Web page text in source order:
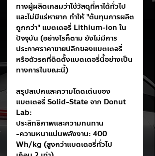
ทางผู้ผลิตเคลมว่าใช้วัสดุที่หาได้ทั่วไป
และไม่มีแร่หายาก ทำให้ "ต้นทุนการผลิต
ถูกกว่า" แบตเตอรี่ Lithium-ion ใน
ปัจจุบัน (อย่างไรก็ตาม ยังไม่มีการ
ประกาศราคาขายปลีกของแบตเตอรี่
หรือตัวรถที่ติดตั้งแบตเตอรี่นี้อย่างเป็น
ทางการในขณะนี้)
สรุปสเปกและความโดดเด่นของ
แบตเตอรี่ Solid-State จาก Donut
Lab:
ประสิทธิภาพและความทนทาน
-ความหนาแน่นพลังงาน: 400
Wh/kg (สูงกว่าแบตเตอรี่ทั่วไป